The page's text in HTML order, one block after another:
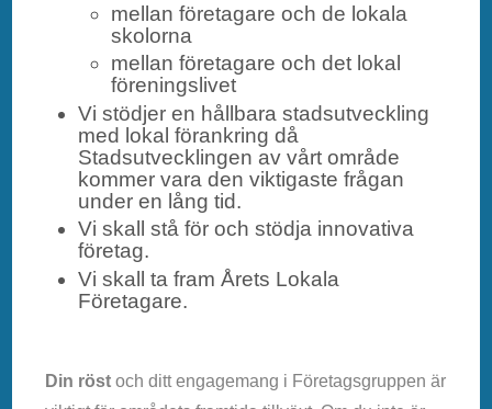
mellan företagare och de lokala
skolorna
mellan företagare och det lokal
föreningslivet
Vi stödjer en hållbara stadsutveckling
med lokal förankring då
Stadsutvecklingen av vårt område
kommer vara den viktigaste frågan
under en lång tid.
Vi skall stå för och stödja innovativa
företag.
Vi skall ta fram Årets Lokala
Företagare.
Din röst och ditt engagemang i Företagsgruppen är